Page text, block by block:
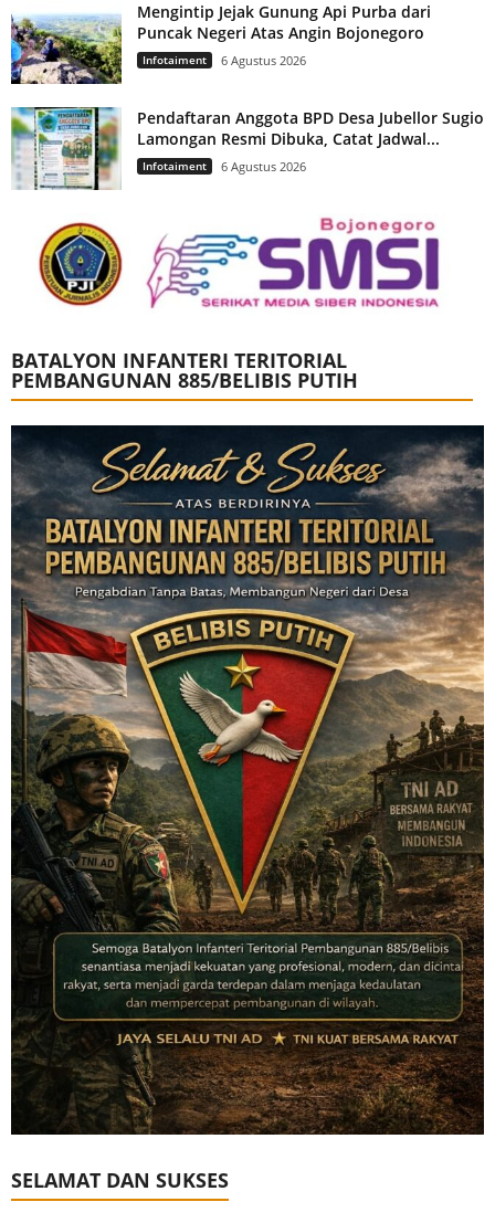
Mengintip Jejak Gunung Api Purba dari
Puncak Negeri Atas Angin Bojonegoro
Infotaiment 6 Agustus 2026
Pendaftaran Anggota BPD Desa Jubellor Sugio
Lamongan Resmi Dibuka, Catat Jadwal...
Infotaiment 6 Agustus 2026
BATALYON INFANTERI TERITORIAL
PEMBANGUNAN 885/BELIBIS PUTIH
SELAMAT DAN SUKSES